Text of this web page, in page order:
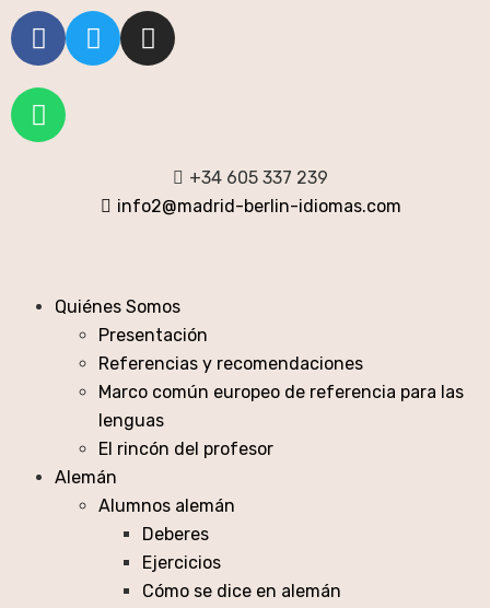
+34 605 337 239
info2@madrid-berlin-idiomas.com
Quiénes Somos
Presentación
Referencias y recomendaciones
Marco común europeo de referencia para las
lenguas
El rincón del profesor
Alemán
Alumnos alemán
Deberes
Ejercicios
Cómo se dice en alemán